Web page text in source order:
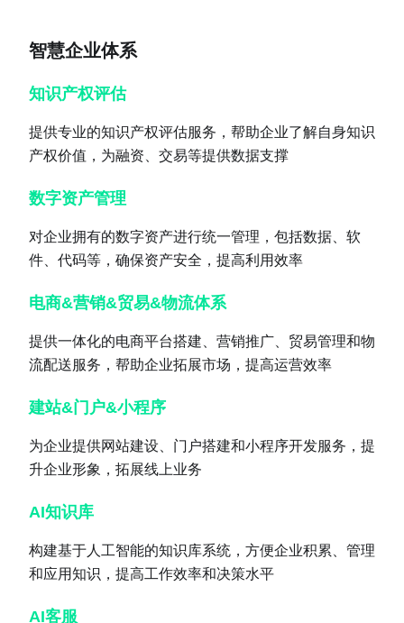
智慧企业体系
知识产权评估
提供专业的知识产权评估服务，帮助企业了解自身知识
产权价值，为融资、交易等提供数据支撑
数字资产管理
对企业拥有的数字资产进行统一管理，包括数据、软
件、代码等，确保资产安全，提高利用效率
电商&营销&贸易&物流体系
提供一体化的电商平台搭建、营销推广、贸易管理和物
流配送服务，帮助企业拓展市场，提高运营效率
建站&门户&小程序
为企业提供网站建设、门户搭建和小程序开发服务，提
升企业形象，拓展线上业务
AI知识库
构建基于人工智能的知识库系统，方便企业积累、管理
和应用知识，提高工作效率和决策水平
AI客服